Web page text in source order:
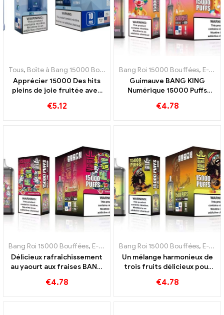
Tous, Boîte à Bang 15000 Bouffée ,E-cigarettes jetables Suède,E-
Apprécier 15000 Des hits
pleins de joie fruitée avec
parfait pour les vapoteurs
€5.12
Bang Roi 15000 Bouffées, E-cigarettes jetables Suède
Guimauve BANG KING
Numérique 15000 Puffs
de guimauves sucrées
€4.78
Bang Roi 15000 Bouffées, E-cigarettes jetables Suède ,E-cigarettes
Délicieux rafraîchissement
au yaourt aux fraises BANG
BOUFFÉES
€4.78
Bang Roi 15000 Bouffées, E-cigarettes jetables Suède
Un mélange harmonieux de
trois fruits délicieux pour
BANG KING intense 15000
€4.78